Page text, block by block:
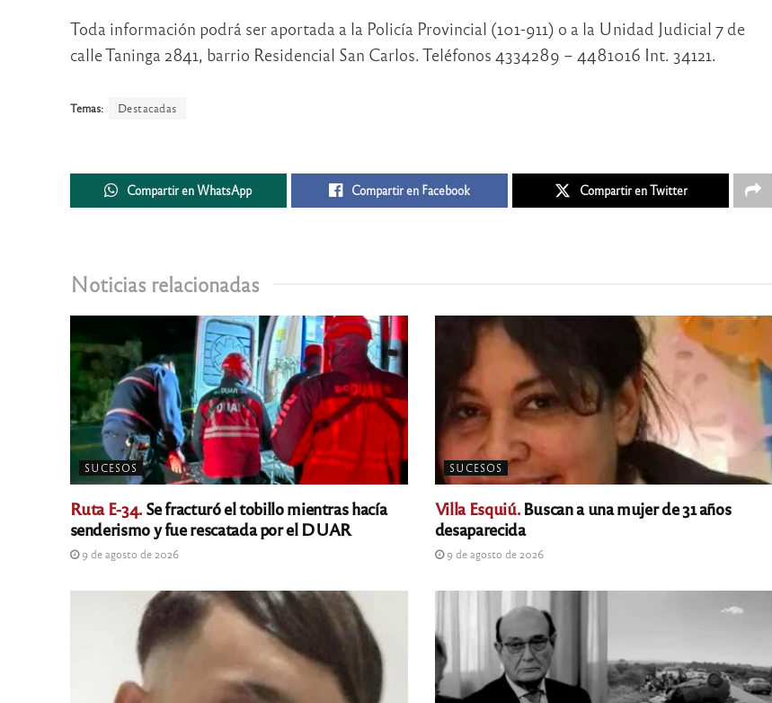
Toda información podrá ser aportada a la Policía Provincial (101-911) o a la Unidad Judicial 7 de
calle Taninga 2841, barrio Residencial San Carlos. Teléfonos 4334289 – 4481016 Int. 34121.
Temas: Destacadas
Compartir en WhatsApp Compartir en Facebook Compartir en Twitter
Noticias relacionadas
SUCESOS
Ruta E-34.Se fracturó el tobillo mientras hacía
senderismo y fue rescatada por el DUAR
9 de agosto de 2026
SUCESOS
Villa Esquiú.Buscan a una mujer de 31 años
desaparecida
9 de agosto de 2026